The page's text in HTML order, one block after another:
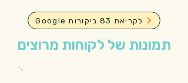
Google לקריאת 83 ביקורות
תמונות של לקוחות מרוצים